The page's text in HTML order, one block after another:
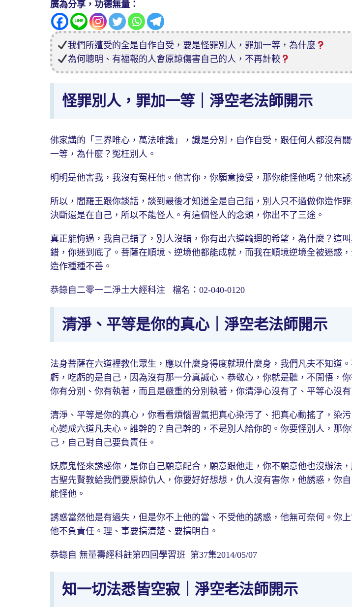
廣為分享，功德無量：
我們所遭受的全是自作自受，要是怪罪別人，罪加一等，為什麼
為何聰明、有福報的人會原諒傷害自己的人，不再計較
怪罪別人，罪加一等｜淨空老法師開示
佛家講的「三界唯心，萬法唯識」，識是分別，自作自受，跟任何人都沒有
一等，為什麼？冤枉別人。
明明是他害我，我沒有冤枉他。他害你，你願意接受，那你能怪他嗎？他來
所以，閻羅王跟你談話，談到最後才知道全是自己錯，別人只不過做你造作
決斷還是在自己，所以不能怪人。有這個怪人的念頭，你出不了三途。
真正能悔過，我自己錯了，別人沒錯，你有出六道輪迴的希望，為什麼？這
錯，你迷到底了。菩薩在順境、逆境他都能成就，而我在順境逆境全被迷惑
造作種種不善。
恭錄自二零一二淨土大經科注 檔名：02-040-0120
清淨、平等是你的真心｜淨空老法師開示
法身菩薩在六道裡教化眾生，應以什麼身得度就現什麼身，我們凡夫不知道
虧，吃虧的是自己，因為沒有那一分真誠心、恭敬心，你就是聽，不開悟，
你有分別、你有執著，而且是嚴重的分別執著，你清淨心沒有了、平等心沒有
清淨、平等是你的真心，你看看煩惱習氣把真心染污了、把真心動搖了，染
心變成六道凡夫心。誰幹的？自己幹的，不是別人給你的。你要怪別人，那
己，自己對自己要負責任。
妖魔鬼怪來誘惑你，是你自己願意配合，願意跟他走，你不願意他也沒辦法
古聖先賢教給我們要原諒仇人，你要好好想想，仇人沒有害你，他誘惑，你
能怪他。
誘惑當然他是有過失，但是你不上他的當、不受他的誘惑，他無可奈何。你
他不負責任。理、事要搞清楚、要搞明白。
恭錄自 無量壽經科註第四回學習班 第37集2014/05/07
知一切法悉皆空寂｜淨空老法師開示